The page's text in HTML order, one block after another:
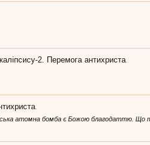
2. Перемога антихриста.
.
атомна бомба є Божою благодаттю. Що